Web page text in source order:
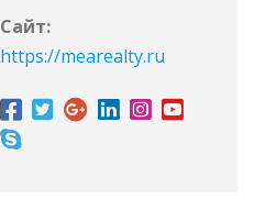
Сайт:
https://mearealty.ru